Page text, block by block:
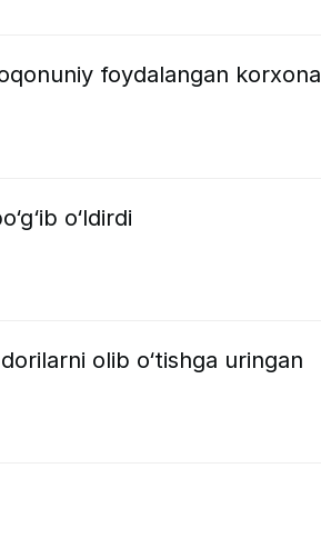
foydalangan korxona
o‘ldirdi
olib o‘tishga uringan